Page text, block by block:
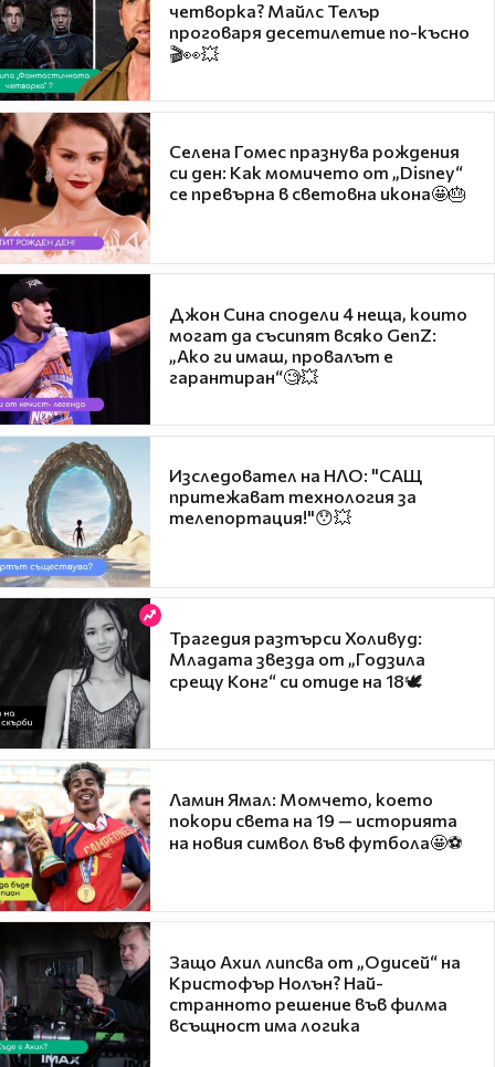
четворка? Майлс Телър
проговаря десетилетие по-късно
🎬👀💥
Селена Гомес празнува рождения
си ден: Как момичето от „Disney“
се превърна в световна икона🤩🎂
Джон Сина сподели 4 неща, които
могат да съсипят всяко GenZ:
„Ако ги имаш, провалът е
гарантиран“🧐💥
Изследовател на НЛО: "САЩ
притежават технология за
телепортация!"😯💥
Трагедия разтърси Холивуд:
Младата звезда от „Годзила
срещу Конг“ си отиде на 18🕊️
Ламин Ямал: Момчето, което
покори света на 19 — историята
на новия символ във футбола🤩⚽
Защо Ахил липсва от „Одисей“ на
Кристофър Нолън? Най-
странното решение във филма
всъщност има логика